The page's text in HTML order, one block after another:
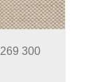
300